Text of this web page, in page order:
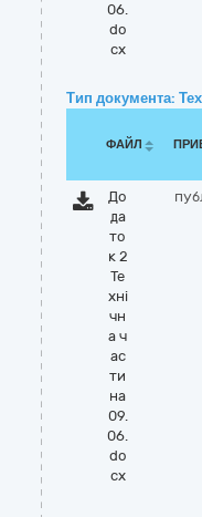
06.
do
cx
Тип документа:
ФАЙЛ
До
да
то
к 2
Те
хні
чн
а ч
ас
ти
на
09.
06.
do
cx